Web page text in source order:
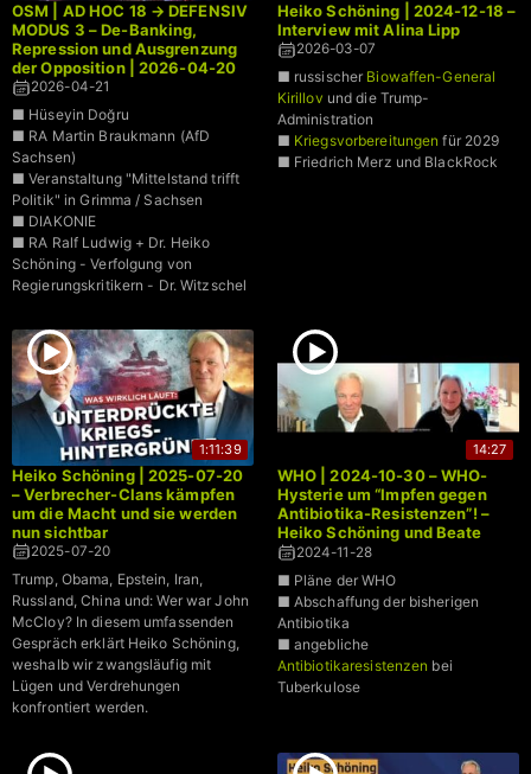
OSM | AD HOC 18 → DEFENSIV
MODUS 3 – De-Banking,
Repression und Ausgrenzung
der Opposition | 2026-04-20
2026-04-21
■ Hüseyin Doğru
■ RA Martin Braukmann (AfD
Sachsen)
■ Veranstaltung "Mittelstand trifft
Politik" in Grimma / Sachsen
■ DIAKONIE
■ RA Ralf Ludwig + Dr. Heiko
Schöning - Verfolgung von
Regierungskritikern - Dr. Witzschel
Heiko Schöning | 2024-12-18 –
Interview mit Alina Lipp
2026-03-07
■ russischer Biowaffen-General
Kirillov und die Trump-
Administration
■ Kriegsvorbereitungen für 2029
■ Friedrich Merz und BlackRock
1:11:39
Heiko Schöning | 2025-07-20
– Verbrecher-Clans kämpfen
um die Macht und sie werden
nun sichtbar
2025-07-20
Trump, Obama, Epstein, Iran,
Russland, China und: Wer war John
McCloy? In diesem umfassenden
Gespräch erklärt Heiko Schöning,
weshalb wir zwangsläufig mit
Lügen und Verdrehungen
konfrontiert werden.
14:27
WHO | 2024-10-30 – WHO-
Hysterie um “Impfen gegen
Antibiotika-Resistenzen”! –
Heiko Schöning und Beate
Bahner klären auf (2)
2024-11-28
■ Pläne der WHO
■ Abschaffung der bisherigen
Antibiotika
■ angebliche
Antibiotikaresistenzen bei
Tuberkulose